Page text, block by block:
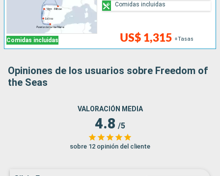
Comidas incluidas US$ 1,315 +Tasas
Comidas incluidas
Opiniones de los usuarios sobre Freedom of
the Seas
VALORACIÓN MEDIA
4.8 /5
sobre 12 opinión del cliente